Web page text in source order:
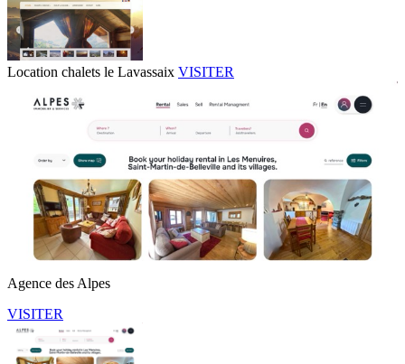
Location chalets le Lavassaix VISITER
Agence des Alpes
VISITER